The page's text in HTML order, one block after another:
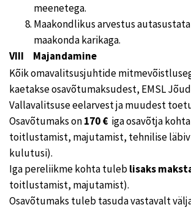
meenetega.
Maakondlikus arvestus
maakonda karikaga.
VIII Majandamine
Kõik omavalitsusjuhtide
kaetakse osavõtumaksudest, EMSL
Vallavalitsuse eelarvest ja muudest
Osavõtumaks on170 € iga osavõtja
toitlustamist, majutamist, tehnilise
kulutusi).
Iga pereliikme kohta tuleblisaks
toitlustamist, majutamist).
Osavõtumaks tuleb tasuda vastavalt